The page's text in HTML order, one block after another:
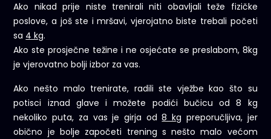
Ako nikad prije niste trenirali niti obavljali teže fizičke
poslove, a još ste i mršavi, vjerojatno biste trebali početi
sa 4 kg.
Ako ste prosječne težine i ne osjećate se preslabom, 8kg
je vjerovatno bolji izbor za vas.
Ako nešto malo trenirate, radili ste vježbe kao što su
potisci iznad glave i možete podići bučicu od 8 kg
nekoliko puta, za vas je girja od8 kg preporučljiva, jer
obično je bolje započeti trening s nešto malo većom